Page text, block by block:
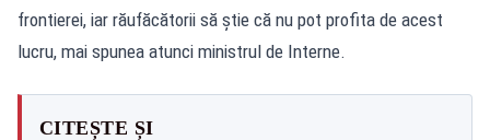
frontierei, iar răufăcătorii să ştie că nu pot profita de acest
lucru, mai spunea atunci ministrul de Interne.
CITEȘTE ȘI